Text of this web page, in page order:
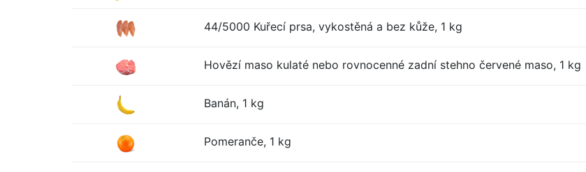
44/5000 Kuřecí prsa, vykostěná a bez kůže, 1 kg
Hovězí maso kulaté nebo rovnocenné zadní stehno červené maso, 1 kg
Banán, 1 kg
Pomeranče, 1 kg